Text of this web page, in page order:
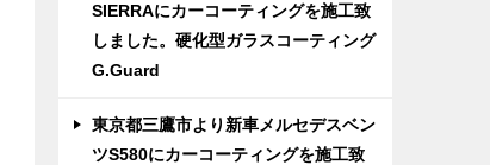
SIERRAにカーコーティングを施工致
しました。硬化型ガラスコーティング
G.Guard
東京都三鷹市より新車メルセデスベン
ツS580にカーコーティングを施工致